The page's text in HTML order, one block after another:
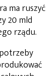
ma ruszyć
20 mld
rządu.